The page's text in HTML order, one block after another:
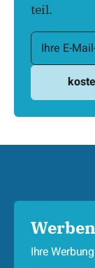
teil.
Ihre Werbung